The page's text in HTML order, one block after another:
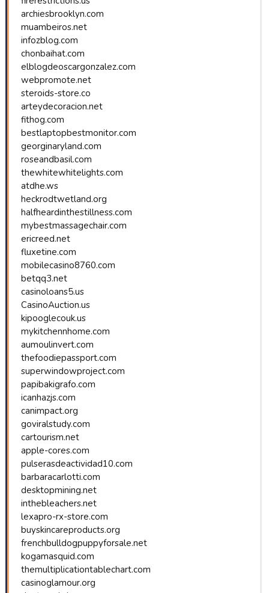
archiesbrooklyn.com
muambeiros.net
infozblog.com
chonbaihat.com
elblogdeoscargonzalez.com
webpromote.net
steroids-store.co
arteydecoracion.net
fithog.com
bestlaptopbestmonitor.com
georginaryland.com
roseandbasil.com
thewhitewhitelights.com
atdhe.ws
heckrodtwetland.org
halfheardinthestillness.com
mybestmassagechair.com
ericreed.net
fluxetine.com
mobilecasino8760.com
betqq3.net
casinoloans5.us
CasinoAuction.us
kipooglecouk.us
mykitchennhome.com
aumoulinvert.com
thefoodiepassport.com
superwindowproject.com
papibakigrafo.com
icanhazjs.com
canimpact.org
goviralstudy.com
cartourism.net
apple-cores.com
pulserasdeactividad10.com
barbaracarlotti.com
desktopmining.net
inthebleachers.net
lexapro-rx-store.com
buyskincareproducts.org
frenchbulldogpuppyforsale.net
kogamasquid.com
themultiplicationtablechart.com
casinoglamour.org